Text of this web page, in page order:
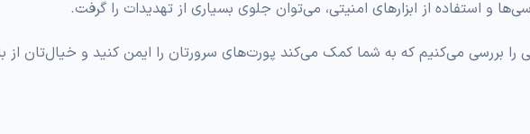
و استفاده از ابزارهای امنیتی، می‌توان جلوی بسیاری از تهدیدات را گرفت.
بررسی می‌کنیم که به شما کمک می‌کند پورت‌های سرورتان را ایمن کنید و خیال‌تان از